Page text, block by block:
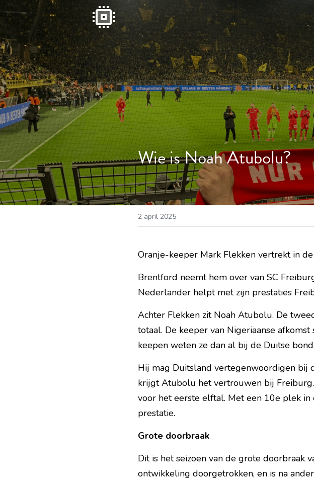
Wie is Noah Atubolu?
2 april 2025
Oranje-keeper Mark Flekken vertrekt in
Brentford neemt hem over van SC
Nederlander helpt met zijn prestaties
Achter Flekken zit Noah Atubolu. De
totaal. De keeper van Nigeriaanse
keepen weten ze dan al bij de Duitse
Hij mag Duitsland vertegenwoordigen bij
krijgt Atubolu het vertrouwen bij
voor het eerste elftal. Met een 10e plek
prestatie.
Grote doorbraak
Dit is het seizoen van de grote doorbraak
ontwikkeling doorgetrokken, en is na